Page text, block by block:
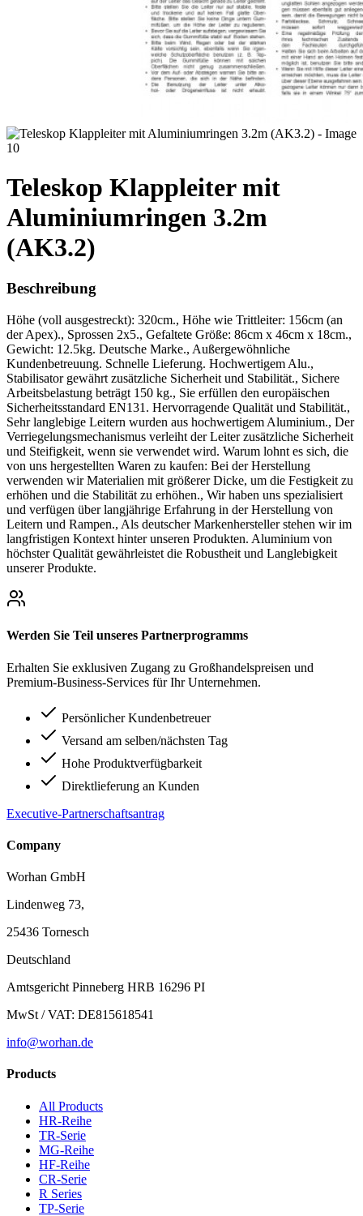
Teleskop Klappleiter mit
Aluminiumringen 3.2m
(AK3.2)
Beschreibung
Höhe (voll ausgestreckt): 320cm., Höhe wie Trittleiter: 156cm (an
der Apex)., Sprossen 2x5., Gefaltete Größe: 86cm x 46cm x 18cm.,
Gewicht: 12.5kg. Deutsche Marke., Außergewöhnliche
Kundenbetreuung. Schnelle Lieferung. Hochwertigem Alu.,
Stabilisator gewährt zusätzliche Sicherheit und Stabilität., Sichere
Arbeitsbelastung beträgt 150 kg., Sie erfüllen den europäischen
Sicherheitsstandard EN131. Hervorragende Qualität und Stabilität.,
Sehr langlebige Leitern wurden aus hochwertigem Aluminium., Der
Verriegelungsmechanismus verleiht der Leiter zusätzliche Sicherheit
und Steifigkeit, wenn sie verwendet wird. Warum lohnt es sich, die
von uns hergestellten Waren zu kaufen: Bei der Herstellung
verwenden wir Materialien mit größerer Dicke, um die Festigkeit zu
erhöhen und die Stabilität zu erhöhen., Wir haben uns spezialisiert
und verfügen über langjährige Erfahrung in der Herstellung von
Leitern und Rampen., Als deutscher Markenhersteller stehen wir im
langfristigen Kontext hinter unseren Produkten. Aluminium von
höchster Qualität gewährleistet die Robustheit und Langlebigkeit
unserer Produkte.
Werden Sie Teil unseres Partnerprogramms
Erhalten Sie exklusiven Zugang zu Großhandelspreisen und
Premium-Business-Services für Ihr Unternehmen.
Persönlicher Kundenbetreuer
Versand am selben/nächsten Tag
Hohe Produktverfügbarkeit
Direktlieferung an Kunden
Executive-Partnerschaftsantrag
Company
Worhan GmbH
Lindenweg 73,
25436 Tornesch
Deutschland
Amtsgericht Pinneberg HRB 16296 PI
MwSt / VAT: DE815618541
info@worhan.de
Products
All Products
HR-Reihe
TR-Serie
MG-Reihe
HF-Reihe
CR-Serie
R Series
TP-Serie